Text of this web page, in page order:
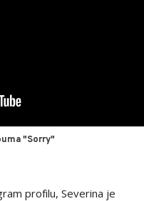
"Sorry"
profilu, Severina je